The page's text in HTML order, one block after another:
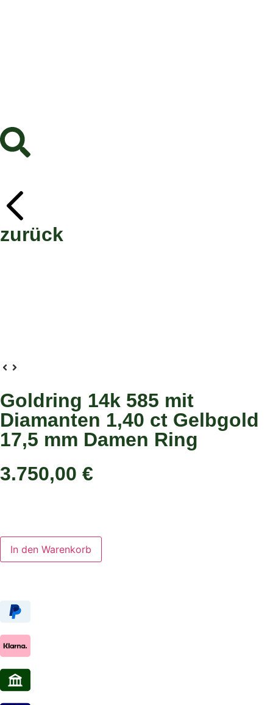
zurück
Goldring 14k 585 mit
Diamanten 1,40 ct Gelbgold
17,5 mm Damen Ring
3.750,00 €
In den Warenkorb